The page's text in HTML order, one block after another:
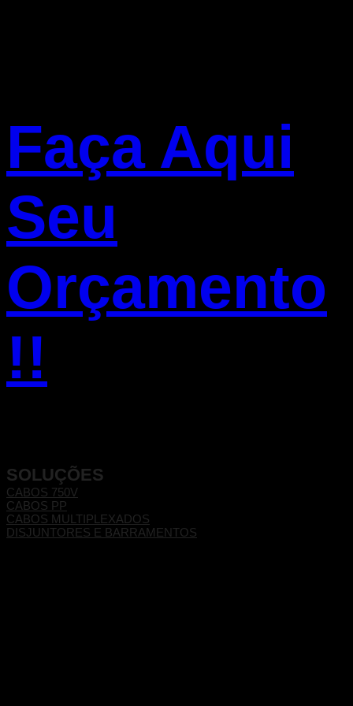
Faça Aqui
Seu
Orçamento
!!
SOLUÇÕES
CABOS 750V
CABOS PP
CABOS MULTIPLEXADOS
DISJUNTORES E BARRAMENTOS